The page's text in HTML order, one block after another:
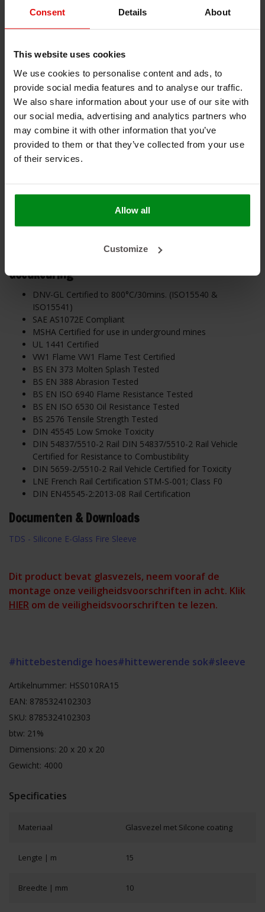
Consent Details About
This website uses cookies
We use cookies to personalise content and ads, to
provide social media features and to analyse our traffic.
We also share information about your use of our site with
our social media, advertising and analytics partners who
may combine it with other information that you’ve
provided to them or that they’ve collected from your use
of their services.
Allow all
Customize
bronsgieterijen, scheepswerven, stoomtoepassingen,
lasmachines en -apparatuur, en energiecentrales.
Temperatuurbereik
Continu: -54 °C tot +260 °C
15-20 minuten: +1000 °C
15-30 seconden: +1650 °C
Materialen
Gebreide glasfiber, gecoat met siliconenrubber
Uitvoering
verhoogde hittebestendigheid
Verouderingsbestendig
Goedkeuring
DNV-GL Certified to 800°C/30mins. (ISO15540 &
ISO15541)
SAE AS1072E Compliant
MSHA Certified for use in underground mines
UL 1441 Certified
VW1 Flame VW1 Flame Test Certified
BS EN 373 Molten Splash Tested
BS EN 388 Abrasion Tested
BS EN ISO 6940 Flame Resistance Tested
BS EN ISO 6530 Oil Resistance Tested
BS 2576 Tensile Strength Tested
DIN 45545 Low Smoke Toxicity
DIN 54837/5510-2 Rail DIN 54837/5510-2 Rail Vehicle
Certified for Resistance to Combustibility
DIN 5659-2/5510-2 Rail Vehicle Certified for Toxicity
LNE French Rail Certification STM-S-001; Class F0
DIN EN45545-2:2013-08 Rail Certification
Documenten & Downloads
TDS - Silicone E-Glass Fire Sleeve
Dit product bevat glasvezels, neem vooraf de
montage onze veiligheidsvoorschriften in acht. Klik
HIER om de veiligheidsvoorschriften te lezen.
#hittebestendige hoes#hittewerende sok#sleeve
Artikelnummer: HSS010RA15
EAN: 8785324102303
SKU: 8785324102303
btw: 21%
Dimensions: 20 x 20 x 20
Gewicht: 4000
Specificaties
Materiaal Glasvezel met Silcone coating
Lengte | m 15
Breedte | mm 10